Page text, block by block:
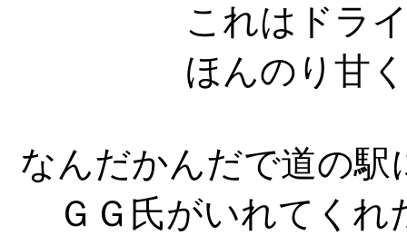
これはドラ
ほんのり甘
なんだかんだで道の
ＧＧ氏がいれてく